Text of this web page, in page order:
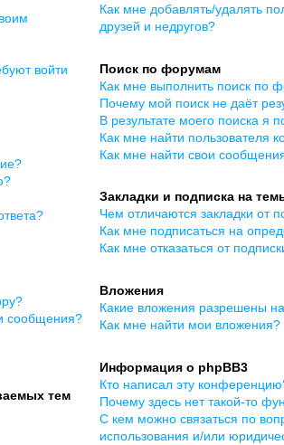
войти
сообщения?
тем
Как мне добавлять/удалять
друзей и недругов?
Поиск по форумам
Как мне выполнить поиск по
Почему мой поиск не даёт
В результате моего поиска я
Как мне найти пользователя
Как мне найти свои
Закладки и подписка на
Чем отличаются закладки от
Как мне подписаться на
Как мне отказаться от
Вложения
Какие вложения разрешены
Как мне найти мои вложения?
Информация о phpBB3
Кто написал эту
Почему здесь нет такой-то
С кем можно связаться по
использования и/или